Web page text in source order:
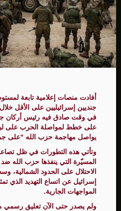
أفادت منصات إعلامية تابعة
جنديين إسرائيليين على الأقل
في وقت صادق فيه رئيس أركان
على خطط لمواصلة الحرب على
يواصل مهاجمة حزب الله “على
وتأتي هذه التطورات في ظل
المسيّرة التي ينفذها حزب الله
الاحتلال على الحدود الشمالية،
إسرائيل عن اتساع التهديد الذي
المواجهات الجارية.
ولم يصدر حتى الآن تعليق رسمي